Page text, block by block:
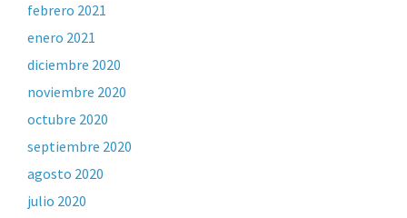
febrero 2021
enero 2021
diciembre 2020
noviembre 2020
octubre 2020
septiembre 2020
agosto 2020
julio 2020